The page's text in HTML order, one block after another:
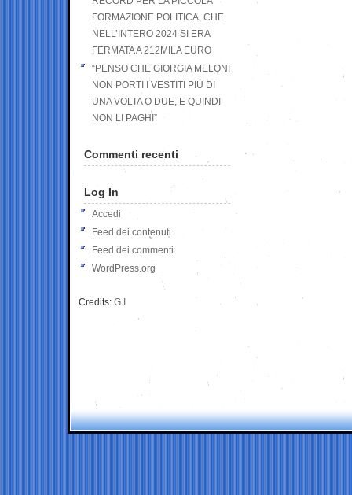
FORMAZIONE POLITICA, CHE
NELL’INTERO 2024 SI ERA
FERMATA A 212MILA EURO
“PENSO CHE GIORGIA MELONI
NON PORTI I VESTITI PIÙ DI
UNA VOLTA O DUE, E QUINDI
NON LI PAGHI”
Commenti recenti
Log In
Accedi
Feed dei contenuti
Feed dei commenti
WordPress.org
Credits: G.I